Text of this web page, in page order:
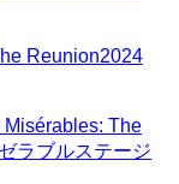
Reunion2024
The
ラブルステージ